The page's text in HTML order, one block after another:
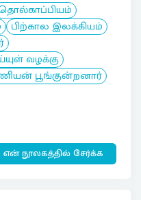
பிற்கால இலக்கியம்
வழக்கு
பூங்குன்றனார்
என் நூலகத்தில் சேர்க்க